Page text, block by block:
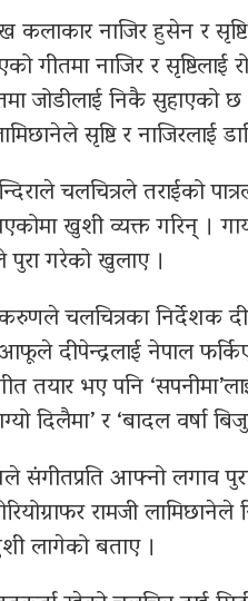
कलाकार नाजिर हुसेन र
गीतमा नाजिर र
जोडीलाई निकै
सृष्टि र
चलचित्रले तराईको
खुशी व्यक्त गरिन् ।
गरेको खुलाए ।
चलचित्रका निर्देशक
दीपेन्द्रलाई नेपाल
तयार भए पनि
दिलैमा’ र ‘बादल वर्षा
संगीतप्रति आफ्नो लगाव
रामजी
लागेको बताए ।